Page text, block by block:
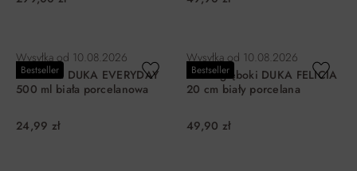
Bestseller
Wysyłka od 10.08.2026
Miseczka DUKA EVERYDAY
500 ml biała porcelanowa
24,99 zł
Bestseller
Wysyłka od 10.08.2026
Talerz głęboki DUKA FELICIA
20 cm biały porcelana
49,90 zł